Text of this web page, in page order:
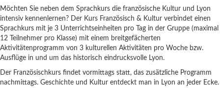
Spanisch
Italienisch
Sprachschulen für Schüler
Englisch
Bildungsurlaub
Möchten Sie neben dem Sprachkurs die französische Kultur und Lyon
intensiv kennenlernen? Der Kurs Französisch & Kultur verbindet einen
Sprachkurs mit je 3 Unterrichtseinheiten pro Tag in der Gruppe (maximal
12 Teilnehmer pro Klasse) mit einem breitgefächerten
Aktivitätenprogramm von 3 kulturellen Aktivitäten pro Woche bzw.
Ausflüge in und um das historisch eindrucksvolle Lyon.
Der Französischkurs findet vormittags statt, das zusätzliche Programm
nachmittags. Geschichte und Kultur entdeckt man in Lyon an jeder Ecke.